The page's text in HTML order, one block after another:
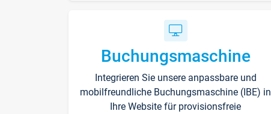
Buchungsmaschine
Integrieren Sie unsere anpassbare und
mobilfreundliche Buchungsmaschine (IBE) in
Ihre Website für provisionsfreie